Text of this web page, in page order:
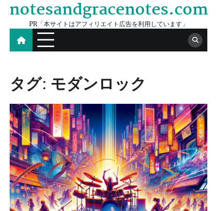
Skip
content
notesandgracenotes.com
PR「本サイトはアフィリエイト広告を利用しています」
タグ: モダンロック